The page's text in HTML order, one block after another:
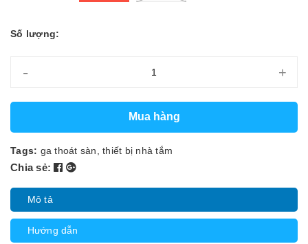
Số lượng:
- +
Mua hàng
Tags: ga thoát sàn thiết bị nhà tắm
Chia sẻ:
Mô tả
Hướng dẫn